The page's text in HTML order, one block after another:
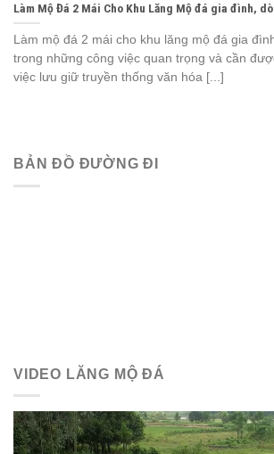
Làm Mộ Đá 2 Mái Cho Khu Lăng Mộ đá gia đình,
Làm mộ đá 2 mái cho khu lăng mộ đá gia
trong những công việc quan trọng và cần
việc lưu giữ truyền thống văn hóa [...]
BẢN ĐỒ ĐƯỜNG ĐI
VIDEO LĂNG MỘ ĐÁ